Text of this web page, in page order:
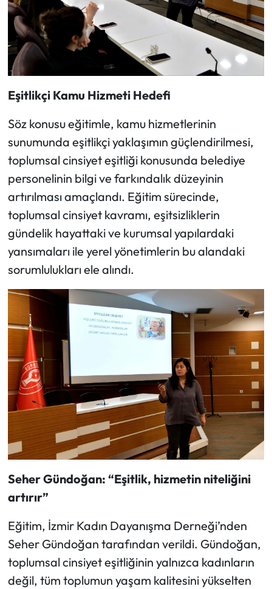
Eşitlikçi Kamu Hizmeti Hedefi
Söz konusu eğitimle, kamu hizmetlerinin
sunumunda eşitlikçi yaklaşımın güçlendirilmesi,
toplumsal cinsiyet eşitliği konusunda belediye
personelinin bilgi ve farkındalık düzeyinin
artırılması amaçlandı. Eğitim sürecinde,
toplumsal cinsiyet kavramı, eşitsizliklerin
gündelik hayattaki ve kurumsal yapılardaki
yansımaları ile yerel yönetimlerin bu alandaki
sorumlulukları ele alındı.
Seher Gündoğan: “Eşitlik, hizmetin niteliğini
artırır”
Eğitim, İzmir Kadın Dayanışma Derneği’nden
Seher Gündoğan tarafından verildi. Gündoğan,
toplumsal cinsiyet eşitliğinin yalnızca kadınların
değil, tüm toplumun yaşam kalitesini yükselten